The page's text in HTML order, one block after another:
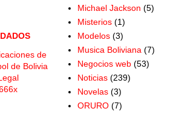
de
de Bolivia
Michael Jackson (5)
Misterios (1)
Modelos (3)
Musica Boliviana (7)
Negocios web (53)
Noticias (239)
Novelas (3)
ORURO (7)